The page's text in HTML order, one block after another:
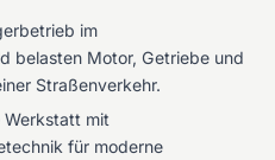
im
belasten Motor, Getriebe und
Straßenverkehr.
Werkstatt mit
für moderne